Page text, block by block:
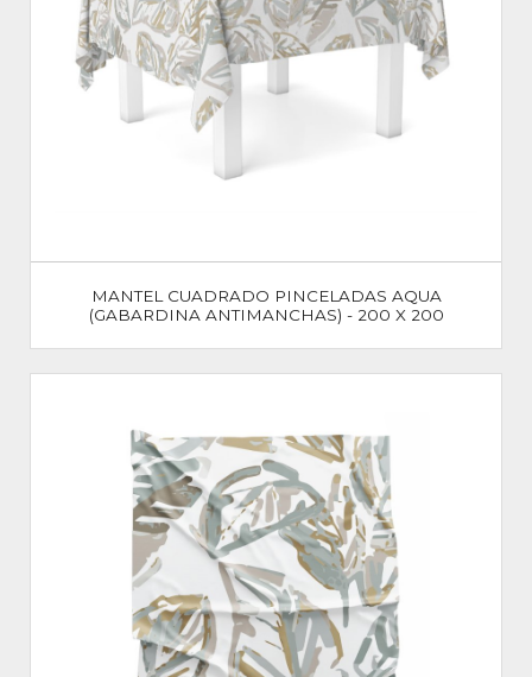
MANTEL CUADRADO PINCELADAS AQUA
(GABARDINA ANTIMANCHAS) - 200 X 200